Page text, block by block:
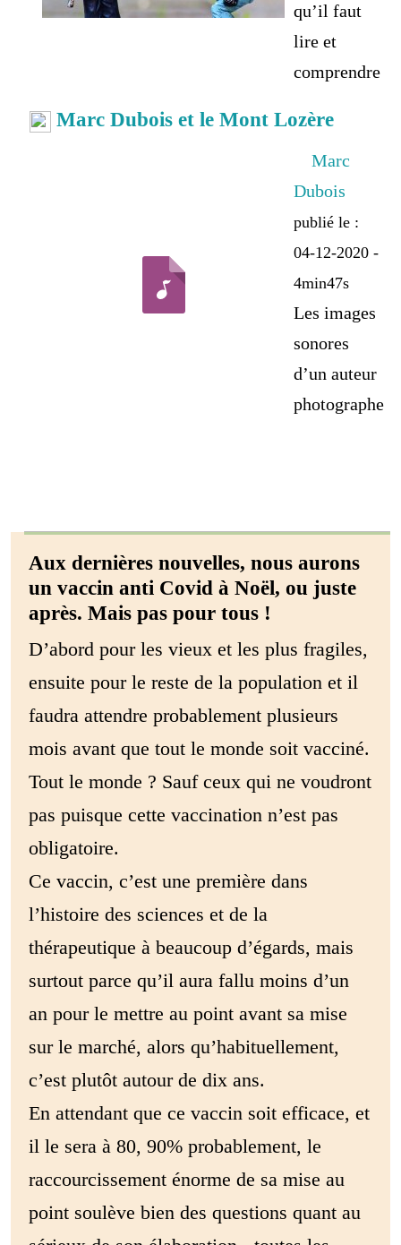
qu’il faut
lire et
comprendre
Marc Dubois et le Mont Lozère
Marc
Dubois
publié le :
04-12-2020 -
4min47s
Les images
sonores
d’un auteur
photographe
Aux dernières nouvelles, nous aurons
un vaccin anti Covid à Noël, ou juste
après. Mais pas pour tous !
D’abord pour les vieux et les plus fragiles,
ensuite pour le reste de la population et il
faudra attendre probablement plusieurs
mois avant que tout le monde soit vacciné.
Tout le monde ? Sauf ceux qui ne voudront
pas puisque cette vaccination n’est pas
obligatoire.
Ce vaccin, c’est une première dans
l’histoire des sciences et de la
thérapeutique à beaucoup d’égards, mais
surtout parce qu’il aura fallu moins d’un
an pour le mettre au point avant sa mise
sur le marché, alors qu’habituellement,
c’est plutôt autour de dix ans.
En attendant que ce vaccin soit efficace, et
il le sera à 80, 90% probablement, le
raccourcissement énorme de sa mise au
point soulève bien des questions quant au